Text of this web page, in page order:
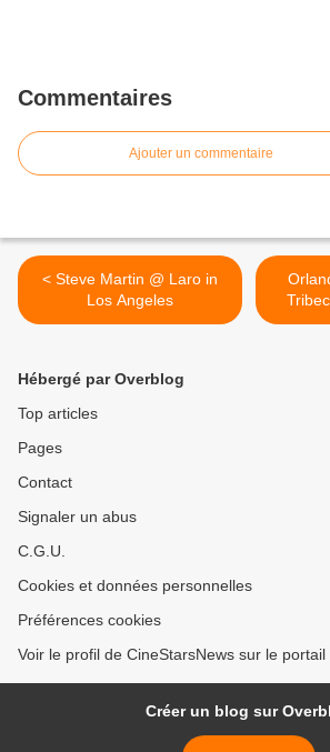
Commentaires
Ajouter un commentaire
< Steve Martin @ Laro in
Los Angeles
Hébergé par Overblog
Top articles
Pages
Contact
Signaler un abus
C.G.U.
Cookies et données personnelles
Préférences cookies
Voir le profil de CineStarsNews sur le portail
Créer un blog sur